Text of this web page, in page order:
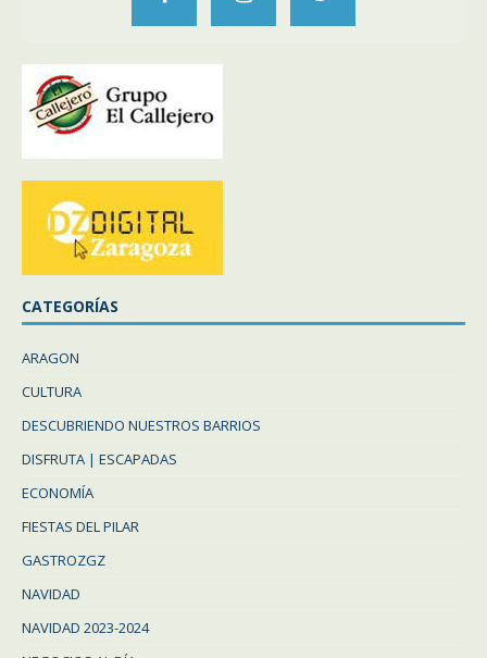
CATEGORÍAS
ARAGON
CULTURA
DESCUBRIENDO NUESTROS BARRIOS
DISFRUTA | ESCAPADAS
ECONOMÍA
FIESTAS DEL PILAR
GASTROZGZ
NAVIDAD
NAVIDAD 2023-2024